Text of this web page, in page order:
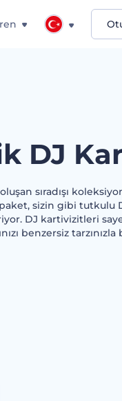
DJ
sıradışı
sizin gibi tutkulu
DJ kartivizitleri
benzersiz